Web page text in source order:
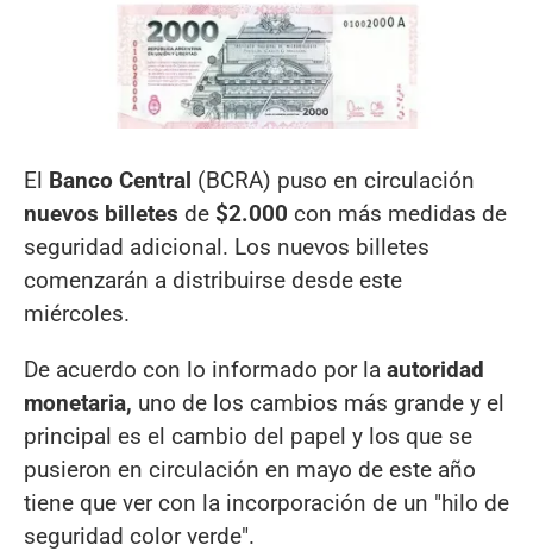
El Banco Central (BCRA) puso en circulación
nuevos billetes de $2.000 con más medidas de
seguridad adicional. Los nuevos billetes
comenzarán a distribuirse desde este
miércoles.
De acuerdo con lo informado por la autoridad
monetaria, uno de los cambios más grande y el
principal es el cambio del papel y los que se
pusieron en circulación en mayo de este año
tiene que ver con la incorporación de un "hilo de
seguridad color verde".